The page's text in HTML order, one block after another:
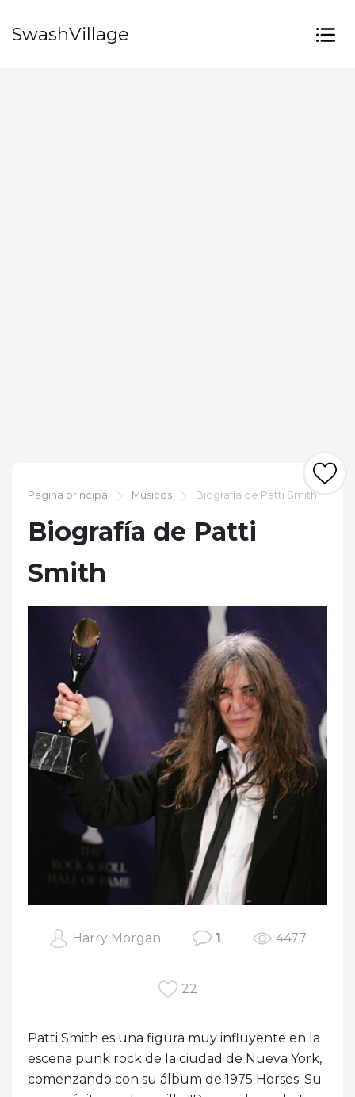
SwashVillage
Pagina principal Músicos Biografía de Patti Smith
Biografía de Patti
Smith
Harry Morgan 1 4477
22
Patti Smith es una figura muy influyente en la
escena punk rock de la ciudad de Nueva York,
comenzando con su álbum de 1975 Horses. Su